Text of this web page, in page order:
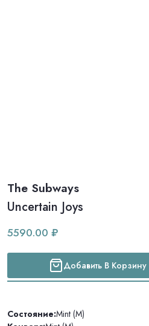
The Subways
Uncertain Joys
5590.00 ₽
Добавить В Корзину
Состояние:Mint (M)